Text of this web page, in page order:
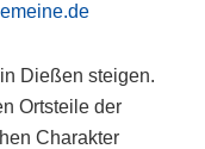
Dießen steigen.
Ortsteile der
Charakter